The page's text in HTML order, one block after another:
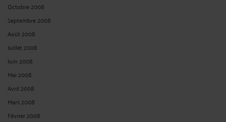
Octobre 2008
Septembre 2008
Août 2008
Juillet 2008
Juin 2008
Mai 2008
Avril 2008
Mars 2008
Février 2008